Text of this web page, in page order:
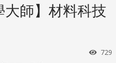
大師】材料科技
瀏覽
729